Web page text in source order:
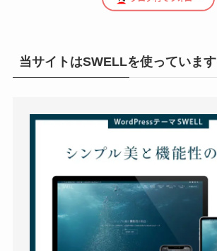
当サイトはSWELLを使っています